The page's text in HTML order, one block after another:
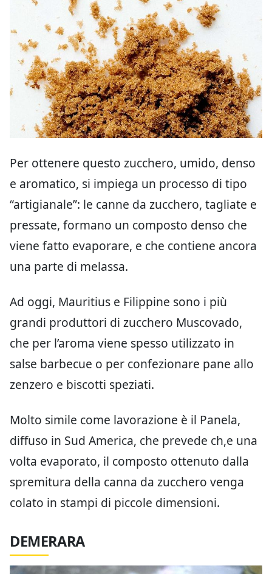
Per ottenere questo zucchero, umido, denso
e aromatico, si impiega un processo di tipo
“artigianale”: le canne da zucchero, tagliate e
pressate, formano un composto denso che
viene fatto evaporare, e che contiene ancora
una parte di melassa.
Ad oggi, Mauritius e Filippine sono i più
grandi produttori di zucchero Muscovado,
che per l’aroma viene spesso utilizzato in
salse barbecue o per confezionare pane allo
zenzero e biscotti speziati.
Molto simile come lavorazione è il Panela,
diffuso in Sud America, che prevede ch,e una
volta evaporato, il composto ottenuto dalla
spremitura della canna da zucchero venga
colato in stampi di piccole dimensioni.
DEMERARA